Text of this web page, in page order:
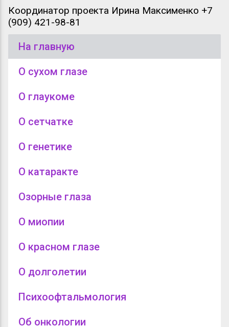
Координатор проекта Ирина Максименко +7
(909) 421-98-81
На главную
О сухом глазе
О глаукоме
О сетчатке
О генетике
О катаракте
Озорные глаза
О миопии
О красном глазе
О долголетии
Психоофтальмология
Об онкологии